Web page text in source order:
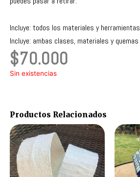
Incluye: todos los materiales y herramientas
Incluye: ambas clases, materiales y quemas
$70.000
Sin existencias
Productos Relacionados